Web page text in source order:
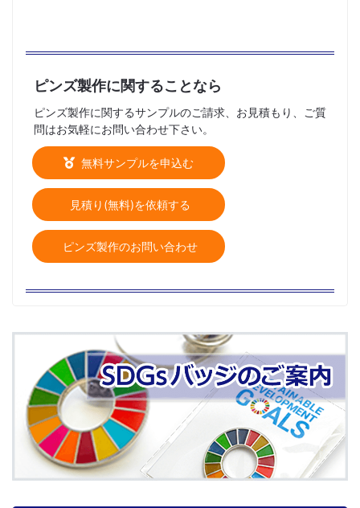
ピンズ製作に関することなら
ピンズ製作に関するサンプルのご請求、お見積もり、ご質
問はお気軽にお問い合わせ下さい。
無料サンプルを申込む
見積り(無料)を依頼する
ピンズ製作のお問い合わせ